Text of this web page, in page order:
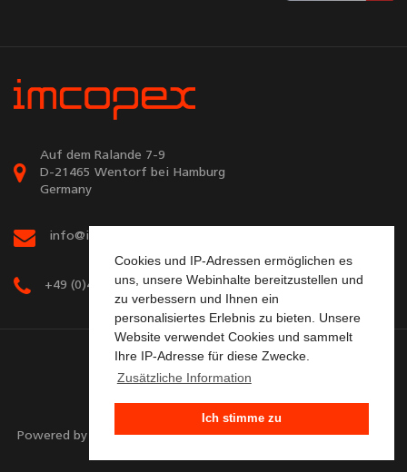
Cookies und IP-Adressen ermöglichen es
uns, unsere Webinhalte bereitzustellen und
zu verbessern und Ihnen ein
personalisiertes Erlebnis zu bieten. Unsere
Website verwendet Cookies und sammelt
Ihre IP-Adresse für diese Zwecke.
Zusätzliche Information
Ich stimme zu
Auf dem Ralande 7-9
D-21465 Wentorf bei Hamburg
Germany
info@imcopex.com
+49 (0)40 72 90 67 67
Sitemap Kontaktieren Sie uns
Powered by EnterSHOP® v1.3.10.5 | © Copyright 2026imcopex